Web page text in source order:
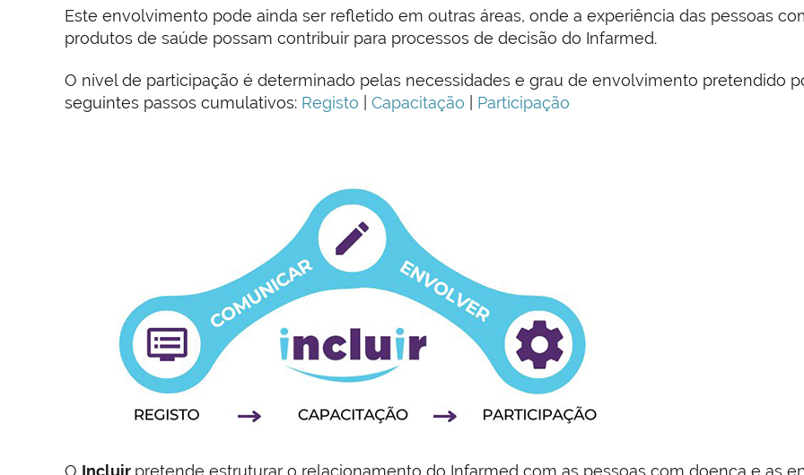
Este envolvimento pode ainda ser refletido em outras áreas, onde a experiência das pessoas
produtos de saúde possam contribuir para processos de decisão do Infarmed.
O nível de participação é determinado pelas necessidades e grau de envolvimento pretendido
seguintes passos cumulativos: Registo Capacitação Participação
O Incluir pretende estruturar o relacionamento do Infarmed com as pessoas com doença e as